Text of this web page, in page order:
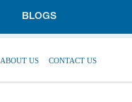
BLOGS
ABOUT US CONTACT US